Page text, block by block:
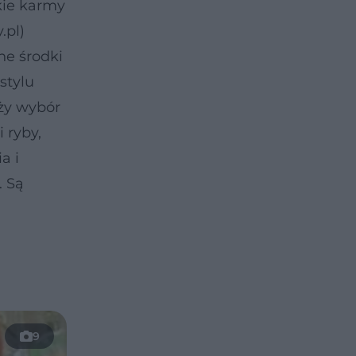
karmy
środki
wybór
ryby,
i
9